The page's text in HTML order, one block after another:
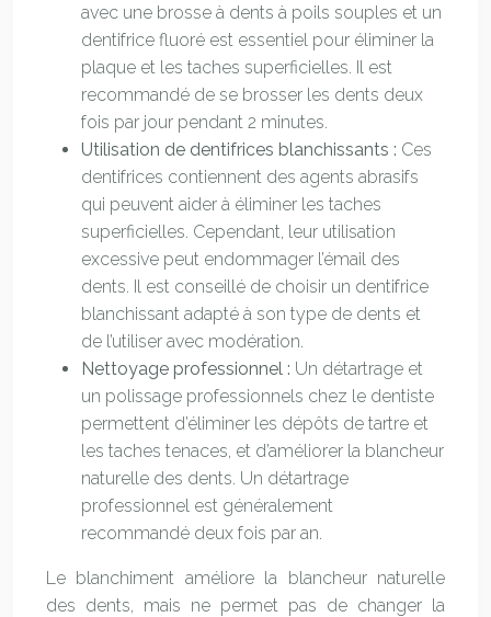
avec une brosse à dents à poils souples et un
dentifrice fluoré est essentiel pour éliminer la
plaque et les taches superficielles. Il est
recommandé de se brosser les dents deux
fois par jour pendant 2 minutes.
Utilisation de dentifrices blanchissants : Ces
dentifrices contiennent des agents abrasifs
qui peuvent aider à éliminer les taches
superficielles. Cependant, leur utilisation
excessive peut endommager l’émail des
dents. Il est conseillé de choisir un dentifrice
blanchissant adapté à son type de dents et
de l’utiliser avec modération.
Nettoyage professionnel : Un détartrage et
un polissage professionnels chez le dentiste
permettent d’éliminer les dépôts de tartre et
les taches tenaces, et d’améliorer la blancheur
naturelle des dents. Un détartrage
professionnel est généralement
recommandé deux fois par an.
Le blanchiment améliore la blancheur naturelle
des dents, mais ne permet pas de changer la